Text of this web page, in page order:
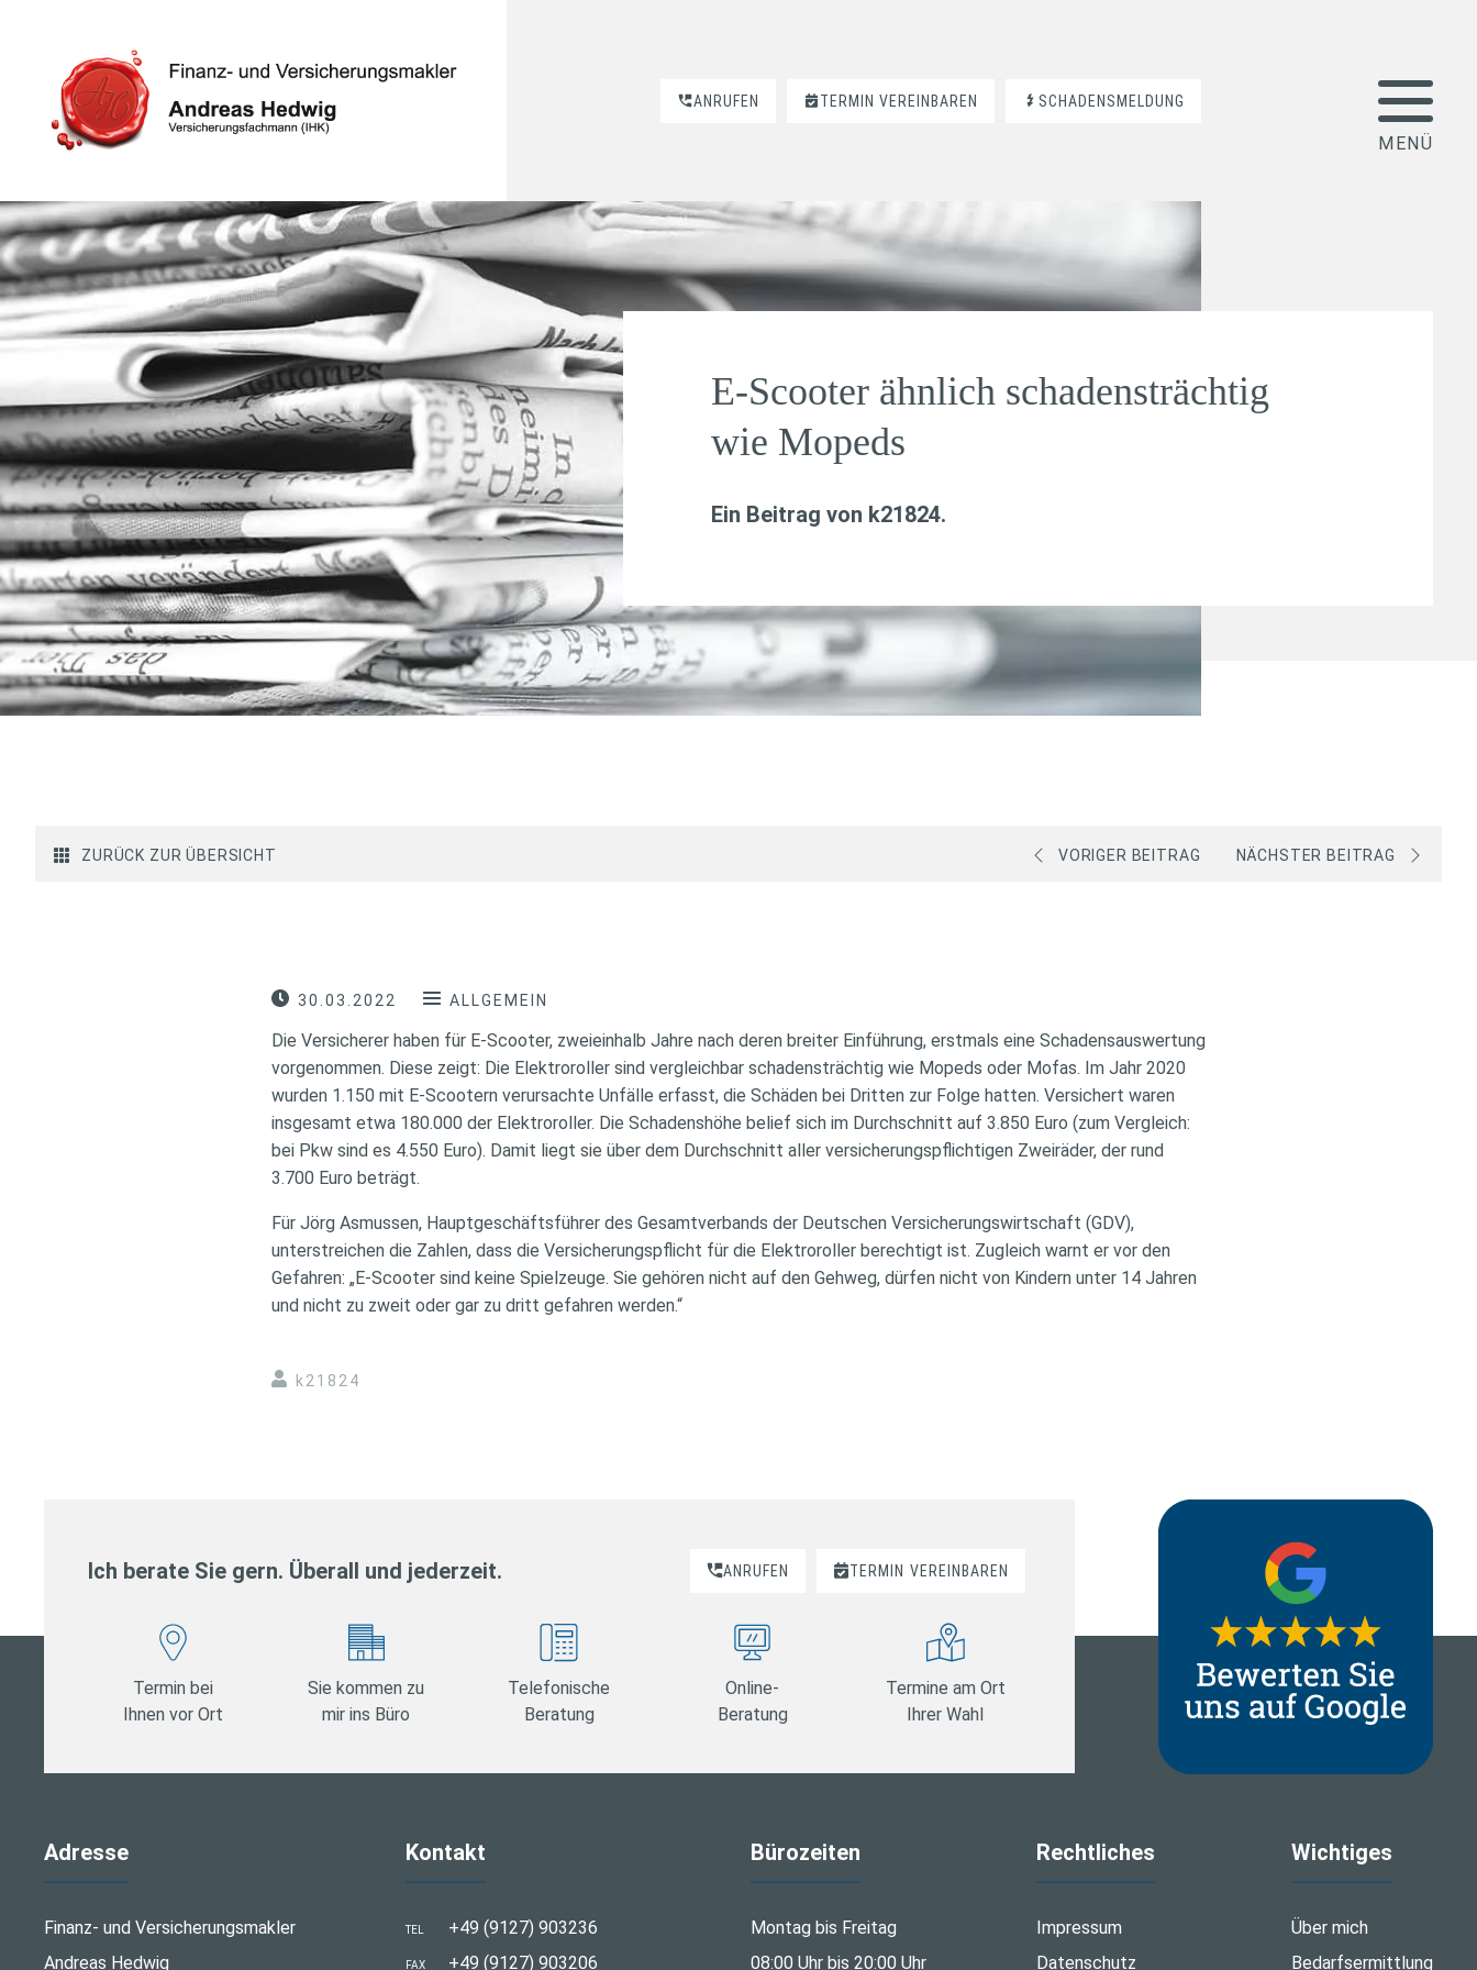
ANRUFEN TERMIN VEREINBAREN SCHADENSMELDUNG
E-Scooter ähnlich schadensträchtig
wie Mopeds
Ein Beitrag von k21824.
ZURÜCK ZUR ÜBERSICHT VORIGER BEITRAG NÄCHSTER BEITRAG
30.03.2022 ALLGEMEIN
Die Versicherer haben für E-Scooter, zweieinhalb Jahre nach deren breiter Einführung, erstmals eine Schadensauswertung
vorgenommen. Diese zeigt: Die Elektroroller sind vergleichbar schadensträchtig wie Mopeds oder Mofas. Im Jahr 2020
wurden 1.150 mit E-Scootern verursachte Unfälle erfasst, die Schäden bei Dritten zur Folge hatten. Versichert waren
insgesamt etwa 180.000 der Elektroroller. Die Schadenshöhe belief sich im Durchschnitt auf 3.850 Euro (zum Vergleich:
bei Pkw sind es 4.550 Euro). Damit liegt sie über dem Durchschnitt aller versicherungspflichtigen Zweiräder, der rund
3.700 Euro beträgt.
Für Jörg Asmussen, Hauptgeschäftsführer des Gesamtverbands der Deutschen Versicherungswirtschaft (GDV),
unterstreichen die Zahlen, dass die Versicherungspflicht für die Elektroroller berechtigt ist. Zugleich warnt er vor den
Gefahren: „E-Scooter sind keine Spielzeuge. Sie gehören nicht auf den Gehweg, dürfen nicht von Kindern unter 14 Jahren
und nicht zu zweit oder gar zu dritt gefahren werden.“
k21824
Ich berate Sie gern. Überall und jederzeit. ANRUFEN TERMIN VEREINBAREN
Termin bei
Ihnen vor Ort
Sie kommen zu
mir ins Büro
Telefonische
Beratung
Online-
Beratung
Termine am Ort
Ihrer Wahl
Adresse
Finanz- und Versicherungsmakler
Andreas Hedwig
Kontakt
TEL +49 (9127) 903236
FAX +49 (9127) 903206
Bürozeiten
Montag bis Freitag
08:00 Uhr bis 20:00 Uhr
Rechtliches
Impressum
Datenschutz
Wichtiges
Über mich
Bedarfsermittlung